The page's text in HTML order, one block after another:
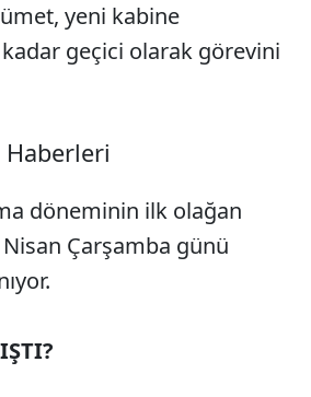
yeni kabine
geçici olarak görevini
Haberleri
Sesi Aç
döneminin ilk olağan
Çarşamba günü